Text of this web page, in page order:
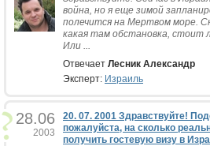
война, но я еще зимой
полечится на Мертвом море.
какая там обстановка, стоит
Или ...
Отвечает Лесник Александр
Эксперт: Израиль
28.06
2003
20. 07. 2001 Здравствуйте!
пожалуйста, на сколько
получить гостевую визу в